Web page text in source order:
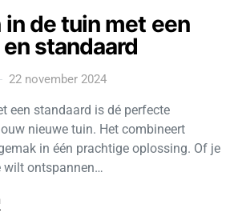
in de tuin met een
standaard
22 november 2024
een standaard is dé perfecte
nieuwe tuin. Het combineert
in één prachtige oplossing. Of je
wilt ontspannen…